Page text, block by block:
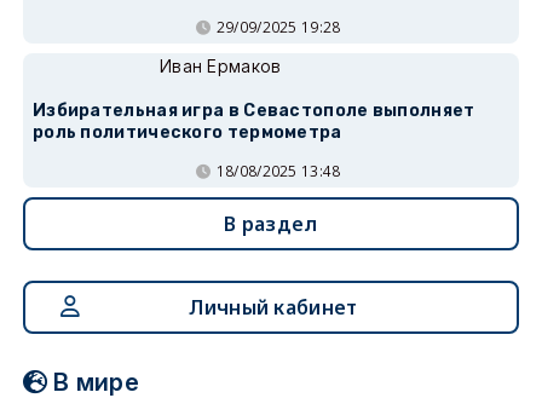
29/09/2025 19:28
Иван Ермаков
Избирательная игра в Севастополе выполняет
роль политического термометра
18/08/2025 13:48
В раздел
Личный кабинет
В мире